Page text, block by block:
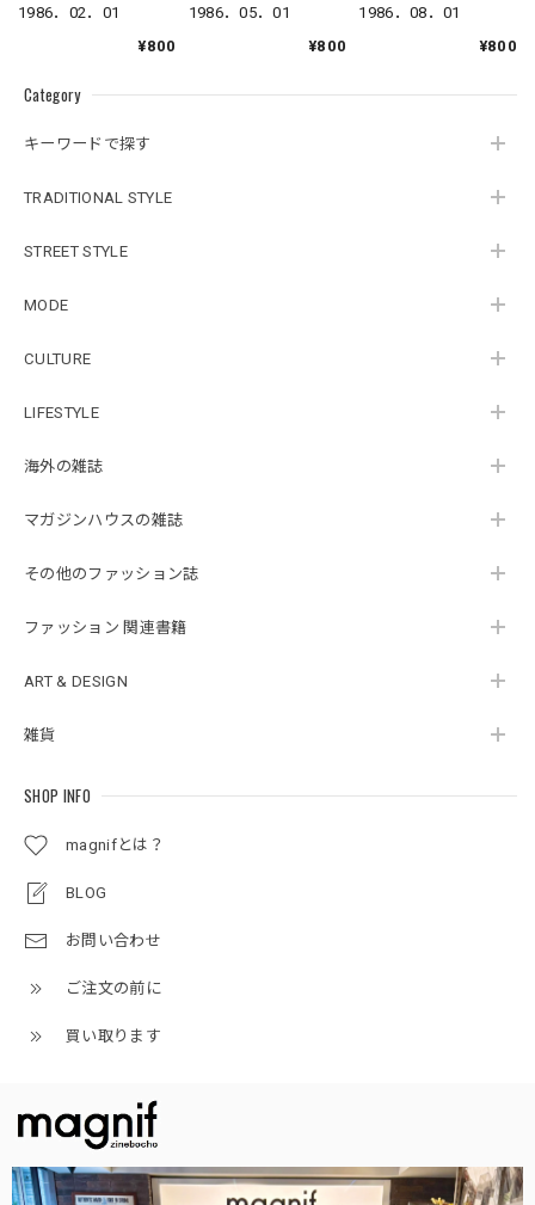
Category
キーワードで探す
TRADITIONAL STYLE
STREET STYLE
MODE
CULTURE
LIFESTYLE
海外の雑誌
マガジンハウスの雑誌
その他のファッション誌
ファッション 関連書籍
ART & DESIGN
雑貨
SHOP INFO
magnifとは？
BLOG
お問い合わせ
ご注文の前に
買い取ります
1986．02．01
¥800
1986．05．01
¥800
1986．08．01
¥800